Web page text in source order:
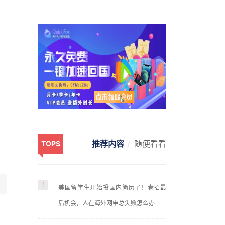
TOPS 推荐内容 随便看看
1 美国留学生开始投国内简历了！春招最
后机会，人在海外网申总失败怎么办